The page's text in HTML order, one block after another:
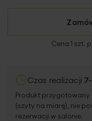
Cena 1 szt.
Czas realizacji
Produkt przygotowany
(szyty na miarę), nie
rezerwacji w salonie.